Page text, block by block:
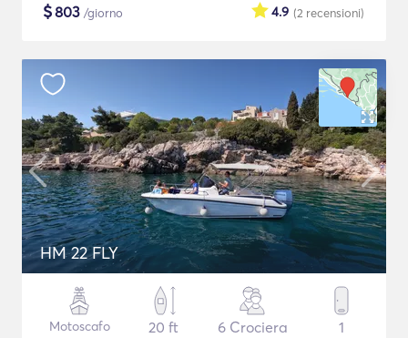
$803 /giorno (2 recensioni)
4.9
HM 22 FLY
Motoscafo
20 ft
6 Crociera 1